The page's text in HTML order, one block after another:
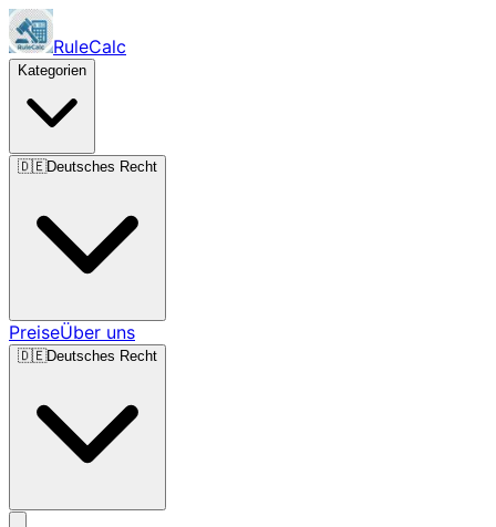
RuleCalc
Kategorien
🇩🇪Deutsches Recht
PreiseÜber uns
🇩🇪Deutsches Recht